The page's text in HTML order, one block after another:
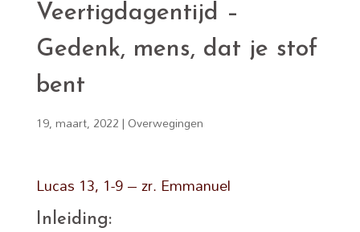
Veertigdagentijd –
Gedenk, mens, dat je stof
bent
19, maart, 2022| Overwegingen
Lucas 13, 1-9 – zr. Emmanuel
Inleiding: